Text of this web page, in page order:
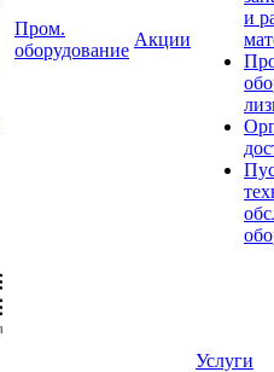
Пром.
оборудование
Акции
и
Услуги